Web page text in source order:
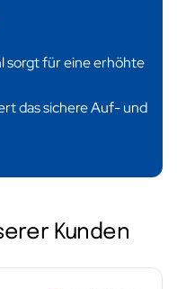
sorgt für eine erhöhte
das sichere Auf- und
Kunden